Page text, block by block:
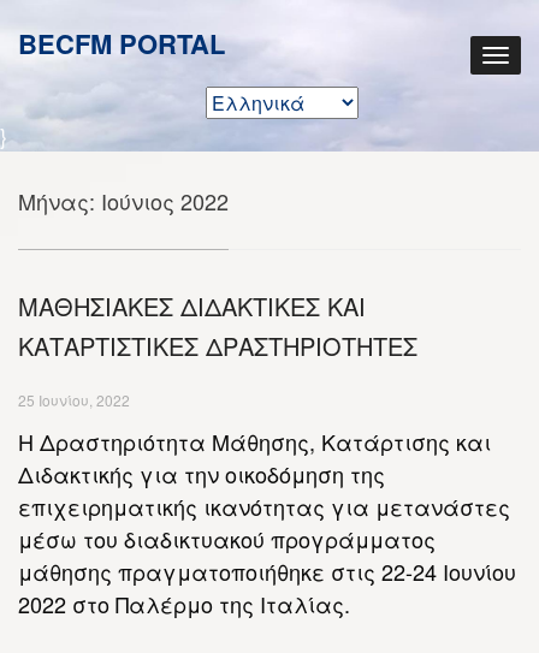
BECFM PORTAL
}
Μήνας: Ιούνιος 2022
ΜΑΘΗΣΙΑΚΕΣ ΔΙΔΑΚΤΙΚΕΣ ΚΑΙ
ΚΑΤΑΡΤΙΣΤΙΚΕΣ ΔΡΑΣΤΗΡΙΟΤΗΤΕΣ
25 Ιουνίου, 2022
Η Δραστηριότητα Μάθησης, Κατάρτισης και
Διδακτικής για την οικοδόμηση της
επιχειρηματικής ικανότητας για μετανάστες
μέσω του διαδικτυακού προγράμματος
μάθησης πραγματοποιήθηκε στις 22-24 Ιουνίου
2022 στο Παλέρμο της Ιταλίας.